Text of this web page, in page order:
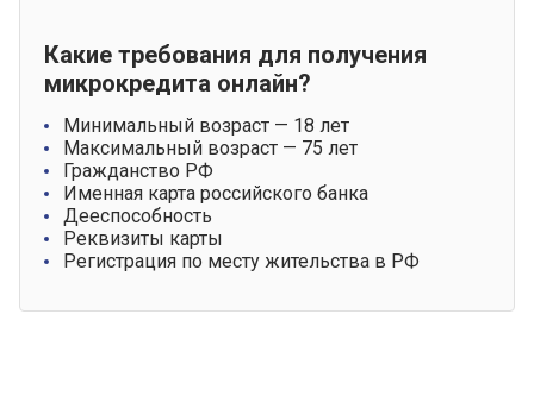
Какие требования для получения
микрокредита онлайн?
Минимальный возраст — 18 лет
Максимальный возраст — 75 лет
Гражданство РФ
Именная карта российского банка
Дееспособность
Реквизиты карты
Регистрация по месту жительства в РФ